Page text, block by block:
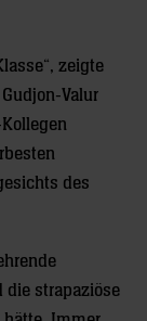
zeigte
Valur
des
die strapaziöse